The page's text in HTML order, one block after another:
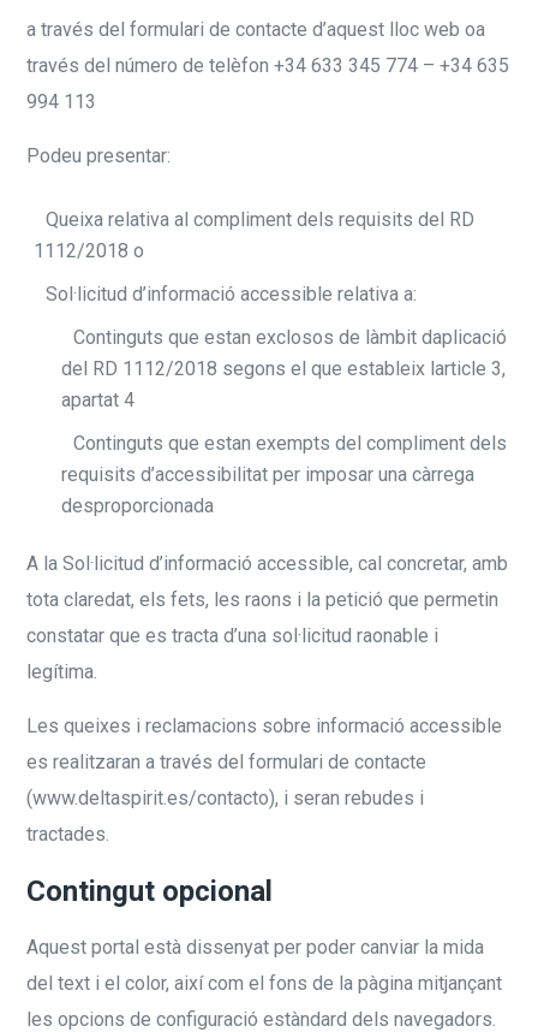
a través del formulari de contacte d’aquest lloc web oa
través del número de telèfon +34 633 345 774 – +34 635
994 113
Podeu presentar:
Queixa relativa al compliment dels requisits del RD
1112/2018 o
Sol·licitud d’informació accessible relativa a:
Continguts que estan exclosos de làmbit daplicació
del RD 1112/2018 segons el que estableix larticle 3,
apartat 4
Continguts que estan exempts del compliment dels
requisits d’accessibilitat per imposar una càrrega
desproporcionada
A la Sol·licitud d’informació accessible, cal concretar, amb
tota claredat, els fets, les raons i la petició que permetin
constatar que es tracta d’una sol·licitud raonable i
legítima.
Les queixes i reclamacions sobre informació accessible
es realitzaran a través del formulari de contacte
(www.deltaspirit.es/contacto), i seran rebudes i
tractades.
Contingut opcional
Aquest portal està dissenyat per poder canviar la mida
del text i el color, així com el fons de la pàgina mitjançant
les opcions de configuració estàndard dels navegadors.